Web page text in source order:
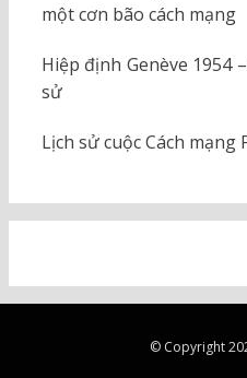
một cơn bão cách mạng
Hiệp định Genève 1954
sử
Lịch sử cuộc Cách mạng
© Copyright